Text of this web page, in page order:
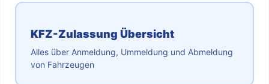
KFZ-Zulassung Übersicht
Alles über Anmeldung, Ummeldung und Abmeldung
von Fahrzeugen